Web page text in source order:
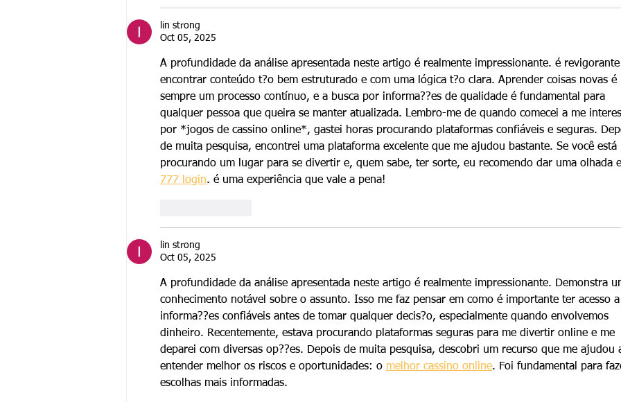
lin strong
Oct 05, 2025
A profundidade da análise apresentada neste artigo é realmente impressionante. é revigorante
encontrar conteúdo t?o bem estruturado e com uma lógica t?o clara. Aprender coisas novas é
sempre um processo contínuo, e a busca por informa??es de qualidade é fundamental para
qualquer pessoa que queira se manter atualizada. Lembro-me de quando comecei a me
por *jogos de cassino online*, gastei horas procurando plataformas confiáveis e seguras.
de muita pesquisa, encontrei uma plataforma excelente que me ajudou bastante. Se você está
procurando um lugar para se divertir e, quem sabe, ter sorte, eu recomendo dar uma olhada
777 login. é uma experiência que vale a pena!
lin strong
Oct 05, 2025
A profundidade da análise apresentada neste artigo é realmente impressionante. Demonstra
conhecimento notável sobre o assunto. Isso me faz pensar em como é importante ter acesso a
informa??es confiáveis antes de tomar qualquer decis?o, especialmente quando envolvemos
dinheiro. Recentemente, estava procurando plataformas seguras para me divertir online e me
deparei com diversas op??es. Depois de muita pesquisa, descobri um recurso que me ajudou
entender melhor os riscos e oportunidades: o melhor cassino online. Foi fundamental para
escolhas mais informadas.